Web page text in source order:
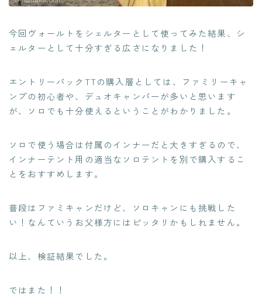
今回ヴォールトをシェルターとして使ってみた結果、シ
ェルターとして十分すぎる広さになりました！
エントリーパックTTの購入層としては、ファミリーキャ
ンプの初心者や、デュオキャンパーが多いと思います
が、ソロでも十分使えるということがわかりました。
ソロで使う場合は付属のインナーだと大きすぎるので、
インナーテント用の適当なソロテントを別で購入するこ
とをおすすめします。
普段はファミキャンだけど、ソロキャンにも挑戦した
い！なんていうお父様方にはピッタリかもしれません。
以上、検証結果でした。
ではまた！！